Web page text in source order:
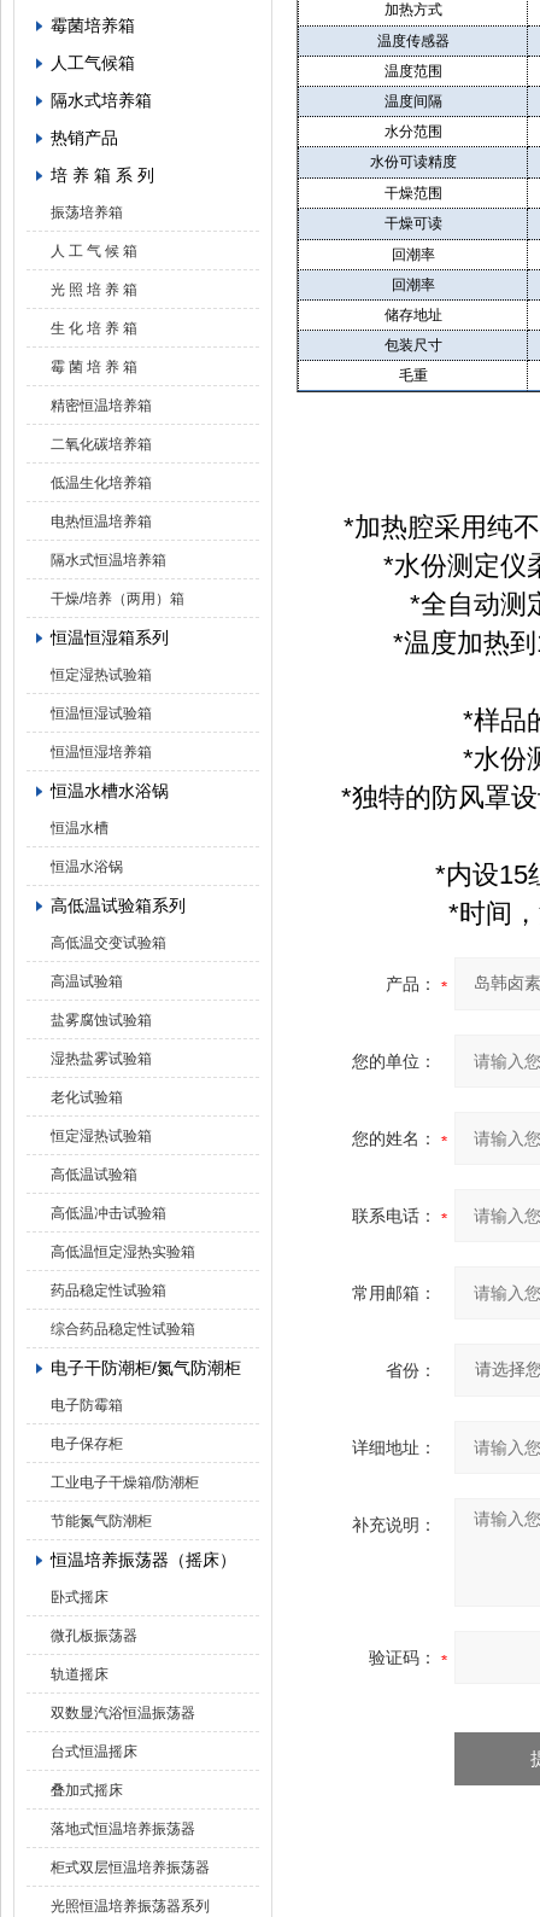
霉菌培养箱
人工气候箱
隔水式培养箱
热销产品
培 养 箱 系 列
振荡培养箱
人 工 气 候 箱
光 照 培 养 箱
生 化 培 养 箱
霉 菌 培 养 箱
精密恒温培养箱
二氧化碳培养箱
低温生化培养箱
电热恒温培养箱
隔水式恒温培养箱
干燥/培养（两用）箱
恒温恒湿箱系列
恒定湿热试验箱
恒温恒湿试验箱
恒温恒湿培养箱
恒温水槽水浴锅
恒温水槽
恒温水浴锅
高低温试验箱系列
高低温交变试验箱
高温试验箱
盐雾腐蚀试验箱
湿热盐雾试验箱
老化试验箱
恒定湿热试验箱
高低温试验箱
高低温冲击试验箱
高低温恒定湿热实验箱
药品稳定性试验箱
综合药品稳定性试验箱
电子干防潮柜/氮气防潮柜
电子防霉箱
电子保存柜
工业电子干燥箱/防潮柜
节能氮气防潮柜
恒温培养振荡器（摇床）
卧式摇床
微孔板振荡器
轨道摇床
双数显汽浴恒温振荡器
台式恒温摇床
叠加式摇床
落地式恒温培养振荡器
柜式双层恒温培养振荡器
光照恒温培养振荡器系列
加热方式
温度传感器
温度范围
温度间隔
水分范围
水份可读精度
干燥范围
干燥可读
回潮率
回潮率
储存地址
包装尺寸
毛重
*加热腔采用纯
*水份测定仪
*全自动测
*温度加热
*样品
*水份
*独特的防风罩
*内设15
*时间
产品：
您的单位：
您的姓名：
联系电话：
常用邮箱：
省份：
详细地址：
补充说明：
验证码：